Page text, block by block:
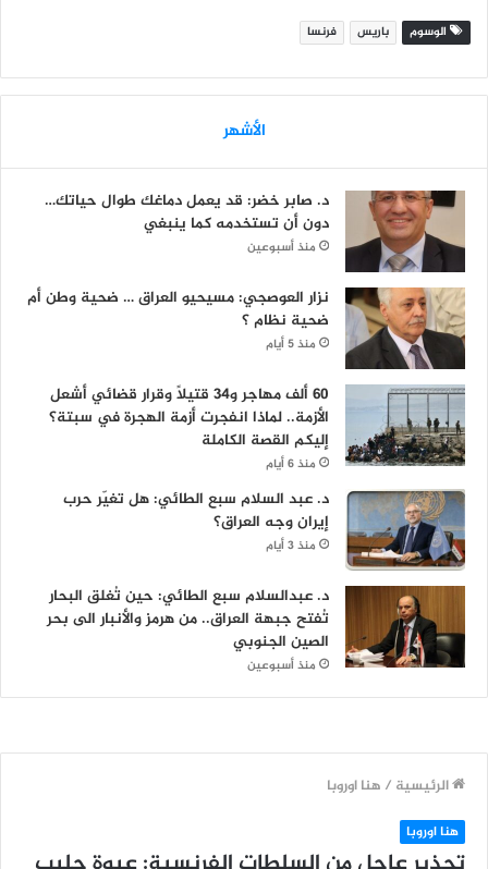
الوسوم باريس فرنسا
الأشهر
د. صابر خضر: قد يعمل دماغك طوال حياتك…
دون أن تستخدمه كما ينبغي
منذ أسبوعين
نزار العوصجي: مسيحيو العراق … ضحية وطن أم
ضحية نظام ؟
منذ 5 أيام
60 ألف مهاجر و34 قتيلاً وقرار قضائي أشعل
الأزمة.. لماذا انفجرت أزمة الهجرة في سبتة؟
إليكم القصة الكاملة
منذ 6 أيام
د. عبد السلام سبع الطائي: هل تغيّر حرب
إيران وجه العراق؟
منذ 3 أيام
د. عبدالسلام سبع الطائي: حين تُغلق البحار
تُفتح جبهة العراق.. من هرمز والأنبار الى بحر
الصين الجنوبي
منذ أسبوعين